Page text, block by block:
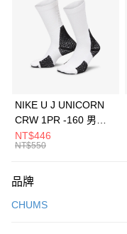
3 期 0 利率 每期
合作金庫商業銀行
華南商業銀行
上海商業儲蓄銀行
元大商業銀行
台灣樂天信用卡公司
Apple Pay
全盈+PAY
AFTEE先享後付
【關於「AFTEE先享後付」】
便利好安心！
運送方式
NIKE U J UNICORN
CRW 1PR -160 男女
中統襪 FZ3393100
NT$446
NT$550
品牌
CHUMS